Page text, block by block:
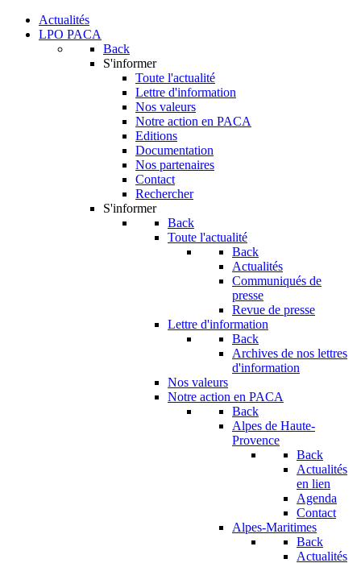
Actualités
LPO PACA
Back
S'informer
Toute l'actualité
Lettre d'information
Nos valeurs
Notre action en PACA
Editions
Documentation
Nos partenaires
Contact
Rechercher
S'informer
Back
Toute l'actualité
Back
Actualités
Communiqués de
presse
Revue de presse
Lettre d'information
Back
Archives de nos lettres
d'information
Nos valeurs
Notre action en PACA
Back
Alpes de Haute-
Provence
Back
Actualités
en lien
Agenda
Contact
Alpes-Maritimes
Back
Actualités